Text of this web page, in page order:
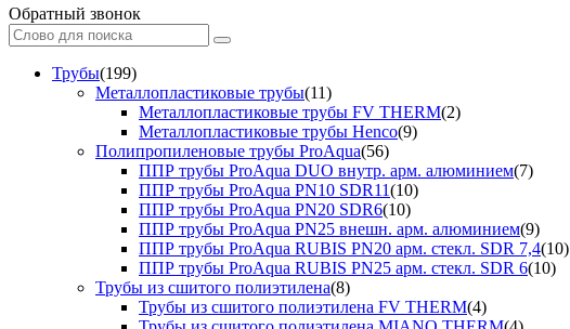
Обратный звонок
Трубы(199)
Металлопластиковые трубы(11)
Металлопластиковые трубы FV THERM(2)
Металлопластиковые трубы Henco(9)
Полипропиленовые трубы ProAqua(56)
ППР трубы ProAqua DUO внутр. арм. алюминием(7)
ППР трубы ProAqua PN10 SDR11(10)
ППР трубы ProAqua PN20 SDR6(10)
ППР трубы ProAqua PN25 внешн. арм. алюминием(9)
ППР трубы ProAqua RUBIS PN20 арм. стекл. SDR 7,4(10)
ППР трубы ProAqua RUBIS PN25 арм. стекл. SDR 6(10)
Трубы из сшитого полиэтилена(8)
Трубы из сшитого полиэтилена FV THERM(4)